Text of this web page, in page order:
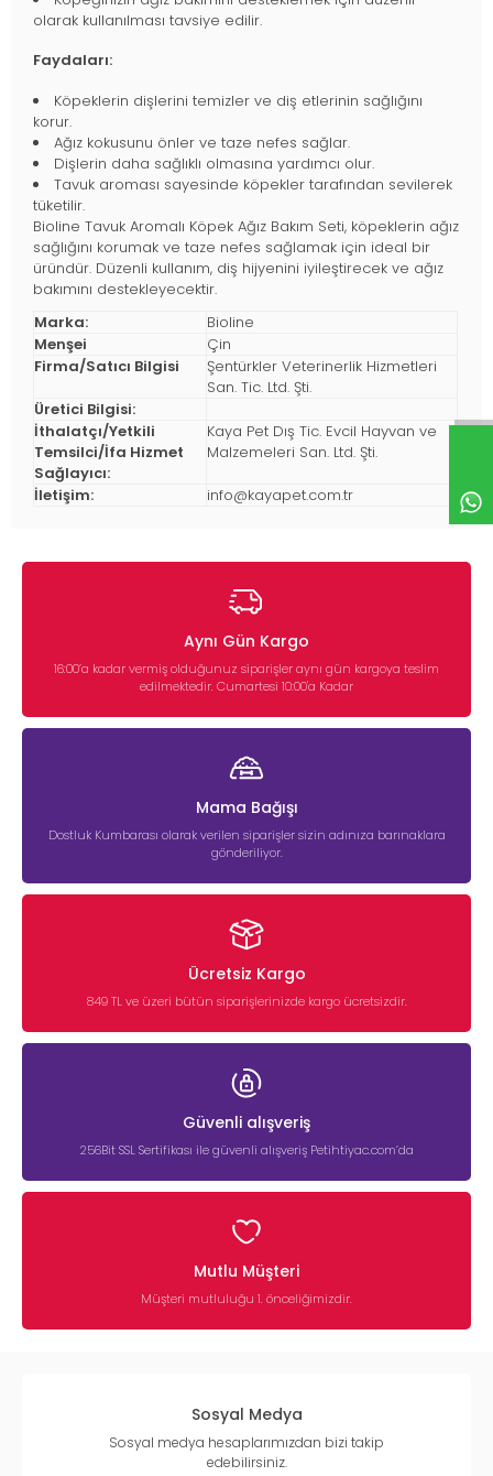
olarak kullanılması tavsiye edilir.
Faydaları:
Köpeklerin dişlerini temizler ve diş etlerinin sağlığını
korur.
Ağız kokusunu önler ve taze nefes sağlar.
Dişlerin daha sağlıklı olmasına yardımcı olur.
Tavuk aroması sayesinde köpekler tarafından sevilerek
tüketilir.
Bioline Tavuk Aromalı Köpek Ağız Bakım Seti, köpeklerin ağız
sağlığını korumak ve taze nefes sağlamak için ideal bir
üründür. Düzenli kullanım, diş hijyenini iyileştirecek ve ağız
bakımını destekleyecektir.
Marka:
Bioline
Menşei
Çin
Firma/Satıcı Bilgisi
Şentürkler Veterinerlik Hizmetleri
San. Tic. Ltd. Şti.
Üretici Bilgisi:
İthalatçı/Yetkili
Temsilci/İfa Hizmet
Sağlayıcı:
Kaya Pet Dış Tic. Evcil Hayvan ve
Malzemeleri San. Ltd. Şti.
İletişim: info@kayapet.com.tr
Aynı Gün Kargo
16:00’a kadar vermiş olduğunuz siparişler aynı gün kargoya teslim
edilmektedir. Cumartesi 10:00'a Kadar
Mama Bağışı
Dostluk Kumbarası olarak verilen siparişler sizin adınıza barınaklara
gönderiliyor.
Ücretsiz Kargo
849 TL ve üzeri bütün siparişlerinizde kargo ücretsizdir.
Güvenli alışveriş
256Bit SSL Sertifikası ile güvenli alışveriş Petihtiyac.com’da
Mutlu Müşteri
Müşteri mutluluğu 1. önceliğimizdir.
Sosyal Medya
Sosyal medya hesaplarımızdan bizi takip
edebilirsiniz.